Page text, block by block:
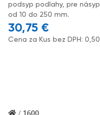
podsyp podlahy, pre násyp
od 10 do 250 mm.
30,75 €
Cena za Kus bez DPH: 0,50
/ 1600